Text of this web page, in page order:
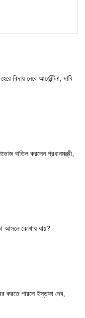
বিদায় নেবে আর্জেন্টিনা, দাবি
বাতিল করলেন প্রধানমন্ত্রী,
আসলে কোথায় যায়?
করতে পারলে ইস্তফা দেব,